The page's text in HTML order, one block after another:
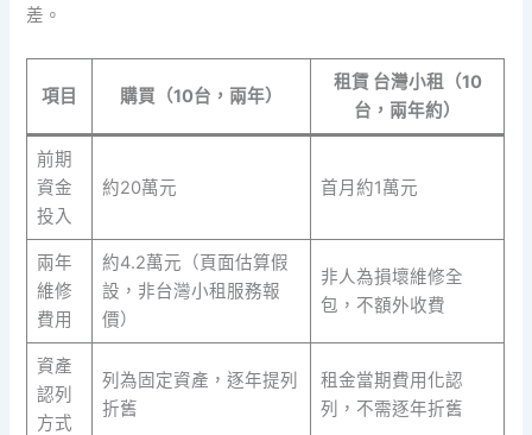
差。
項目 購買（10台，兩年）
租賃 台灣小租（10
台，兩年約）
前期
資金
投入
約20萬元 首月約1萬元
兩年
維修
費用
約4.2萬元（頁面估算假
設，非台灣小租服務報
價）
非人為損壞維修全
包，不額外收費
資產
認列
方式
列為固定資產，逐年提列
折舊
租金當期費用化認
列，不需逐年折舊